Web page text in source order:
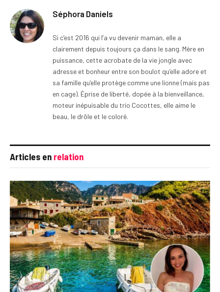
Séphora Daniels
Si c’est 2016 qui l’a vu devenir maman, elle a
clairement depuis toujours ça dans le sang. Mère en
puissance, cette acrobate de la vie jongle avec
adresse et bonheur entre son boulot qu’elle adore et
sa famille qu’elle protège comme une lionne (mais pas
en cage). Éprise de liberté, dopée à la bienveillance,
moteur inépuisable du trio Cocottes, elle aime le
beau, le drôle et le coloré.
Articles en relation